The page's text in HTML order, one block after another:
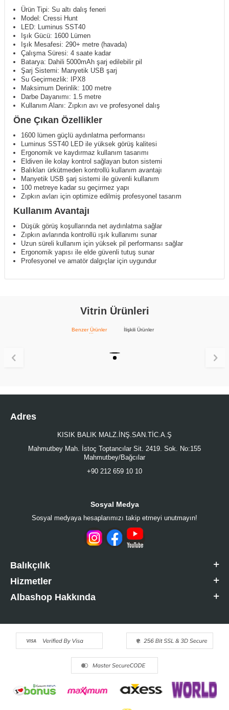
Ürün Tipi: Su altı dalış feneri
Model: Cressi Hunt
LED: Luminus SST40
Işık Gücü: 1600 Lümen
Işık Mesafesi: 290+ metre (havada)
Çalışma Süresi: 4 saate kadar
Batarya: Dahili 5000mAh şarj edilebilir pil
Şarj Sistemi: Manyetik USB şarj
Su Geçirmezlik: IPX8
Maksimum Derinlik: 100 metre
Darbe Dayanımı: 1.5 metre
Kullanım Alanı: Zıpkın avı ve profesyonel dalış
Öne Çıkan Özellikler
1600 lümen güçlü aydınlatma performansı
Luminus SST40 LED ile yüksek görüş kalitesi
Ergonomik ve kaydırmaz kullanım tasarımı
Eldiven ile kolay kontrol sağlayan buton sistemi
Balıkları ürkütmeden kontrollü kullanım avantajı
Manyetik USB şarj sistemi ile güvenli kullanım
100 metreye kadar su geçirmez yapı
Zıpkın avları için optimize edilmiş profesyonel tasarım
Kullanım Avantajı
Düşük görüş koşullarında net aydınlatma sağlar
Zıpkın avlarında kontrollü ışık kullanımı sunar
Uzun süreli kullanım için yüksek pil performansı sağlar
Ergonomik yapısı ile elde güvenli tutuş sunar
Profesyonel ve amatör dalgıçlar için uygundur
Vitrin Ürünleri
Benzer Ürünler İlişkili Ürünler
Adres
KISIK BALIK MALZ.İNŞ.SAN.TİC.A.Ş
Mahmutbey Mah. İstoç Toptancılar Sit. 2419. Sok. No:155
Mahmutbey/Bağcılar
+90 212 659 10 10
Sosyal Medya
Sosyal medyaya hesaplarımızı takip etmeyi unutmayın!
Balıkçılık
Hizmetler
Albashop Hakkında